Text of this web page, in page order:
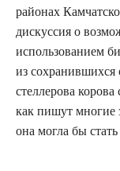
районах
дискуссия о
использованием
из сохранившихся
стеллерова
как пишут многие
она могла бы